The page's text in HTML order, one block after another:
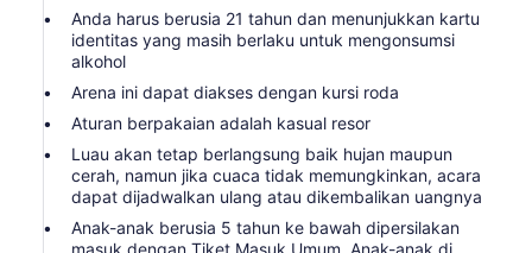
Anda harus berusia 21 tahun dan menunjukkan kartu
identitas yang masih berlaku untuk mengonsumsi
alkohol
Arena ini dapat diakses dengan kursi roda
Aturan berpakaian adalah kasual resor
Luau akan tetap berlangsung baik hujan maupun
cerah, namun jika cuaca tidak memungkinkan, acara
dapat dijadwalkan ulang atau dikembalikan uangnya
Anak-anak berusia 5 tahun ke bawah dipersilakan
masuk dengan Tiket Masuk Umum. Anak-anak di